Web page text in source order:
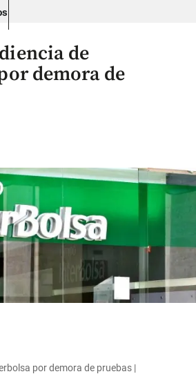
de
demora de
por demora de pruebas |